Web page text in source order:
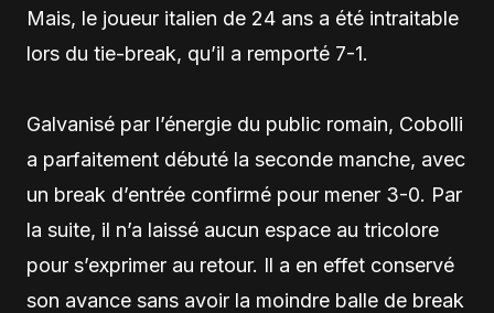
Mais, le joueur italien de 24 ans a été intraitable
lors du tie-break, qu’il a remporté 7-1.
Galvanisé par l’énergie du public romain, Cobolli
a parfaitement débuté la seconde manche, avec
un break d’entrée confirmé pour mener 3-0. Par
la suite, il n’a laissé aucun espace au tricolore
pour s’exprimer au retour. Il a en effet conservé
son avance sans avoir la moindre balle de break